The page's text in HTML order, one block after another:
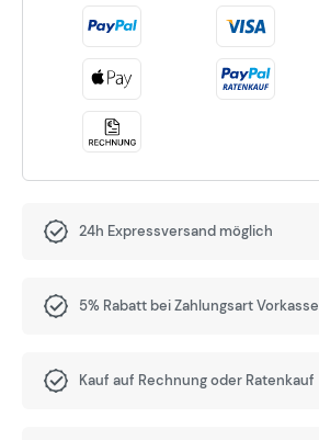
24h Expressversand möglich
5% Rabatt bei Zahlungsart Vorkasse
Kauf auf Rechnung oder Ratenkauf